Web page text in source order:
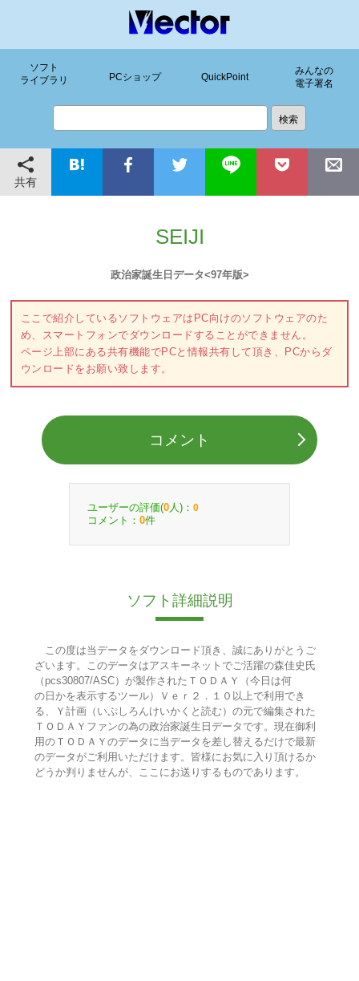
ソフト
ライブラリ
PCショップ QuickPoint
みんなの
電子署名
共有
SEIJI
政治家誕生日データ<97年版>
ここで紹介しているソフトウェアはPC向けのソフトウェアのた
め、スマートフォンでダウンロードすることができません。
ページ上部にある共有機能でPCと情報共有して頂き、PCからダ
ウンロードをお願い致します。
コメント
ユーザーの評価(0 人)： 0
コメント： 0件
ソフト詳細説明
この度は当データをダウンロード頂き、誠にありがとうご
ざいます。このデータはアスキーネットでご活躍の森佳史氏
（pcs30807/ASC）が製作されたＴＯＤＡＹ（今日は何
の日かを表示するツール）Ｖｅｒ２．１０以上で利用でき
る、Ｙ計画（いぷしろんけいかくと読む）の元で編集された
ＴＯＤＡＹファンの為の政治家誕生日データです。現在御利
用のＴＯＤＡＹのデータに当データを差し替えるだけで最新
のデータがご利用いただけます。皆様にお気に入り頂けるか
どうか判りませんが、ここにお送りするものであります。